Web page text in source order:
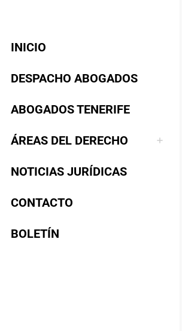
INICIO
DESPACHO ABOGADOS
ABOGADOS TENERIFE
ÁREAS DEL DERECHO
NOTICIAS JURÍDICAS
CONTACTO
BOLETÍN